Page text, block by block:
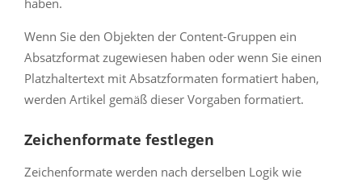
Wenn Sie den Objekten der Content-Gruppen ein
Absatzformat zugewiesen haben oder wenn Sie einen
Platzhaltertext mit Absatzformaten formatiert haben,
werden Artikel gemäß dieser Vorgaben formatiert.
Zeichenformate festlegen
Zeichenformate werden nach derselben Logik wie